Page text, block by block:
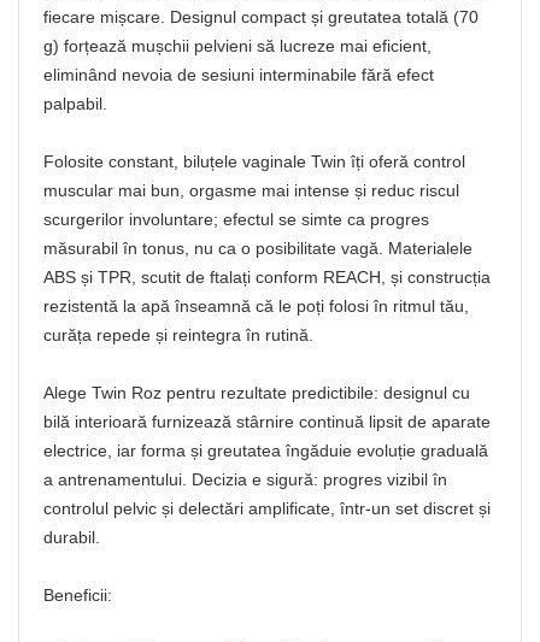
fiecare mișcare. Designul compact și greutatea totală (70
g) forțează mușchii pelvieni să lucreze mai eficient,
eliminând nevoia de sesiuni interminabile fără efect
palpabil.
Folosite constant, biluțele vaginale Twin îți oferă control
muscular mai bun, orgasme mai intense și reduc riscul
scurgerilor involuntare; efectul se simte ca progres
măsurabil în tonus, nu ca o posibilitate vagă. Materialele
ABS și TPR, scutit de ftalați conform REACH, și construcția
rezistentă la apă înseamnă că le poți folosi în ritmul tău,
curăța repede și reintegra în rutină.
Alege Twin Roz pentru rezultate predictibile: designul cu
bilă interioară furnizează stârnire continuă lipsit de aparate
electrice, iar forma și greutatea îngăduie evoluție graduală
a antrenamentului. Decizia e sigură: progres vizibil în
controlul pelvic și delectări amplificate, într-un set discret și
durabil.
Beneficii: